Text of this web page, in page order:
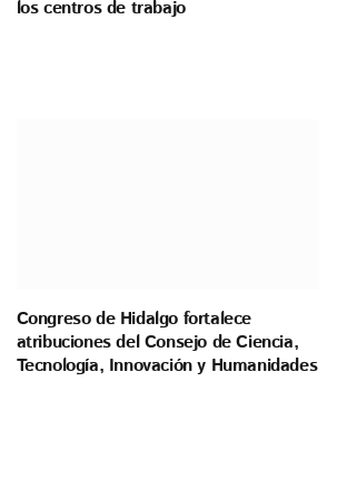
los centros de trabajo
Congreso de Hidalgo fortalece
atribuciones del Consejo de Ciencia,
Tecnología, Innovación y Humanidades